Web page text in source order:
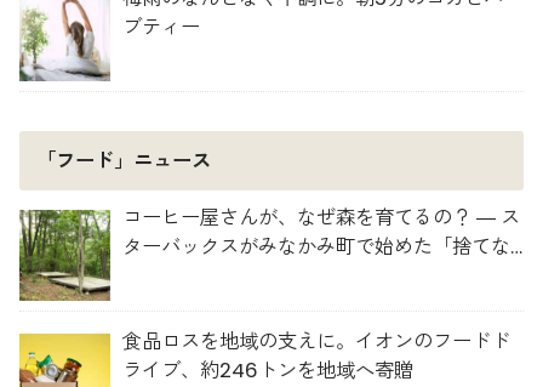
ブティー
「フード」ニュース
コーヒー屋さんが、なぜ森を育てるの？ ― ス
ターバックスがみなかみ町で始めた「捨てな
食品ロスを地域の支えに。イオンのフードド
ライブ、約246トンを地域へ寄贈